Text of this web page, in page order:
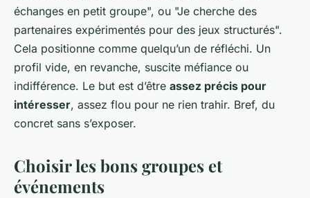
échanges en petit groupe", ou "Je cherche des
partenaires expérimentés pour des jeux structurés".
Cela positionne comme quelqu’un de réfléchi. Un
profil vide, en revanche, suscite méfiance ou
indifférence. Le but est d’être assez précis pour
intéresser, assez flou pour ne rien trahir. Bref, du
concret sans s’exposer.
Choisir les bons groupes et
événements